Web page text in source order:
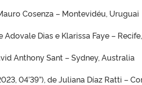
Cosenza – Montevidéu, Uruguai
Adovale Dias e Klarissa Faye –
Anthony Sant – Sydney, Australia
04’39”), de Juliana Díaz Ratti –